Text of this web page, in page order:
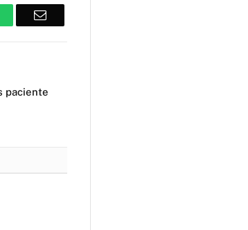
Email
paciente